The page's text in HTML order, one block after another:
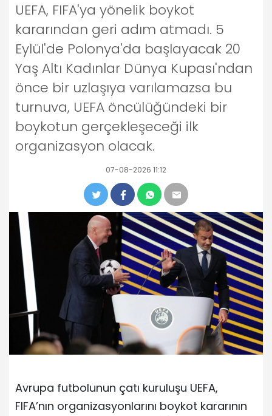
UEFA, FIFA'ya yönelik boykot
kararından geri adım atmadı. 5
Eylül'de Polonya'da başlayacak 20
Yaş Altı Kadınlar Dünya Kupası'ndan
önce bir uzlaşıya varılamazsa bu
turnuva, UEFA öncülüğündeki bir
boykotun gerçekleşeceği ilk
organizasyon olacak.
07-08-2026 11:12
Avrupa futbolunun çatı kuruluşu UEFA,
FIFA’nın organizasyonlarını boykot kararının